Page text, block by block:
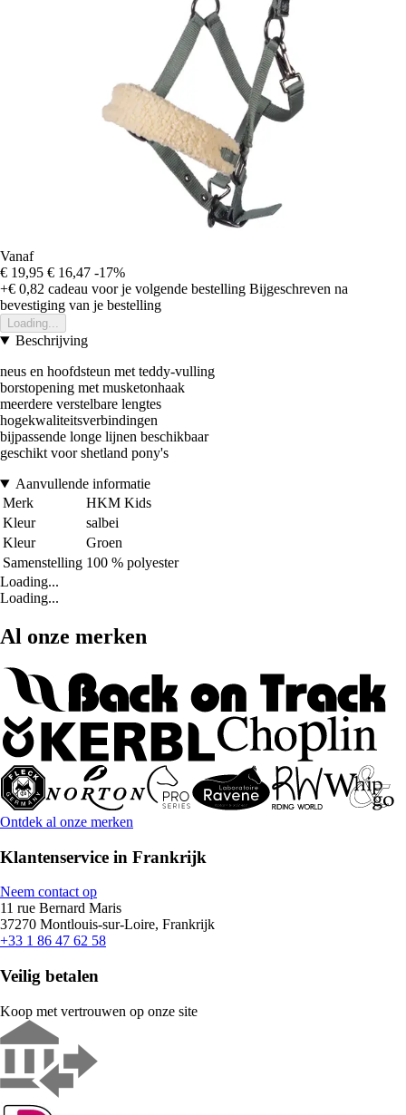
Vanaf
€ 19,95 € 16,47 -17%
+€ 0,82 cadeau voor je volgende bestelling Bijgeschreven na
bevestiging van je bestelling
Loading...
Beschrijving
neus en hoofdsteun met teddy-vulling
borstopening met musketonhaak
meerdere verstelbare lengtes
hogekwaliteitsverbindingen
bijpassende longe lijnen beschikbaar
geschikt voor shetland pony's
Aanvullende informatie
Merk
HKM Kids
Kleur
salbei
Kleur
Groen
Samenstelling 100 % polyester
Loading...
Loading...
Al onze merken
Ontdek al onze merken
Klantenservice in Frankrijk
Neem contact op
11 rue Bernard Maris
37270 Montlouis-sur-Loire, Frankrijk
+33 1 86 47 62 58
Veilig betalen
Koop met vertrouwen op onze site